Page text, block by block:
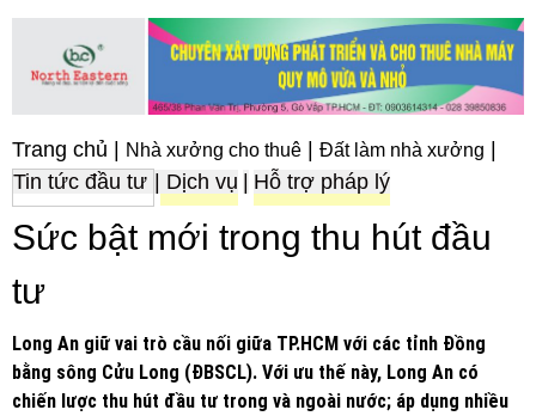
Trang chủ | Nhà xưởng cho thuê | Đất làm nhà xưởng |
Tin tức đầu tư | Dịch vụ | Hỗ trợ pháp lý
Sức bật mới trong thu hút đầu
tư
Long An giữ vai trò cầu nối giữa TP.HCM với các tỉnh Đồng
bằng sông Cửu Long (ĐBSCL). Với ưu thế này, Long An có
chiến lược thu hút đầu tư trong và ngoài nước; áp dụng nhiều